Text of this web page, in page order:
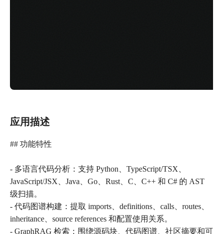
应用描述
## 功能特性
- 多语言代码分析：支持 Python、TypeScript/TSX、
JavaScript/JSX、Java、Go、Rust、C、C++ 和 C# 的 AST
级扫描。
- 代码图谱构建：提取 imports、definitions、calls、routes、
inheritance、source references 和配置使用关系。
- GraphRAG 检索：围绕源码块、代码图谱、社区摘要和可